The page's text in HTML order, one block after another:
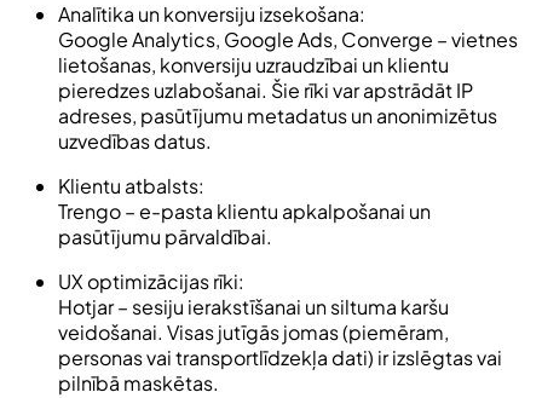
Analītika un konversiju izsekošana:
Google Analytics, Google Ads, Converge – vietnes
lietošanas, konversiju uzraudzībai un klientu
pieredzes uzlabošanai. Šie rīki var apstrādāt IP
adreses, pasūtījumu metadatus un anonimizētus
uzvedības datus.
Klientu atbalsts:
Trengo – e-pasta klientu apkalpošanai un
pasūtījumu pārvaldībai.
UX optimizācijas rīki:
Hotjar – sesiju ierakstīšanai un siltuma karšu
veidošanai. Visas jutīgās jomas (piemēram,
personas vai transportlīdzekļa dati) ir izslēgtas vai
pilnībā maskētas.